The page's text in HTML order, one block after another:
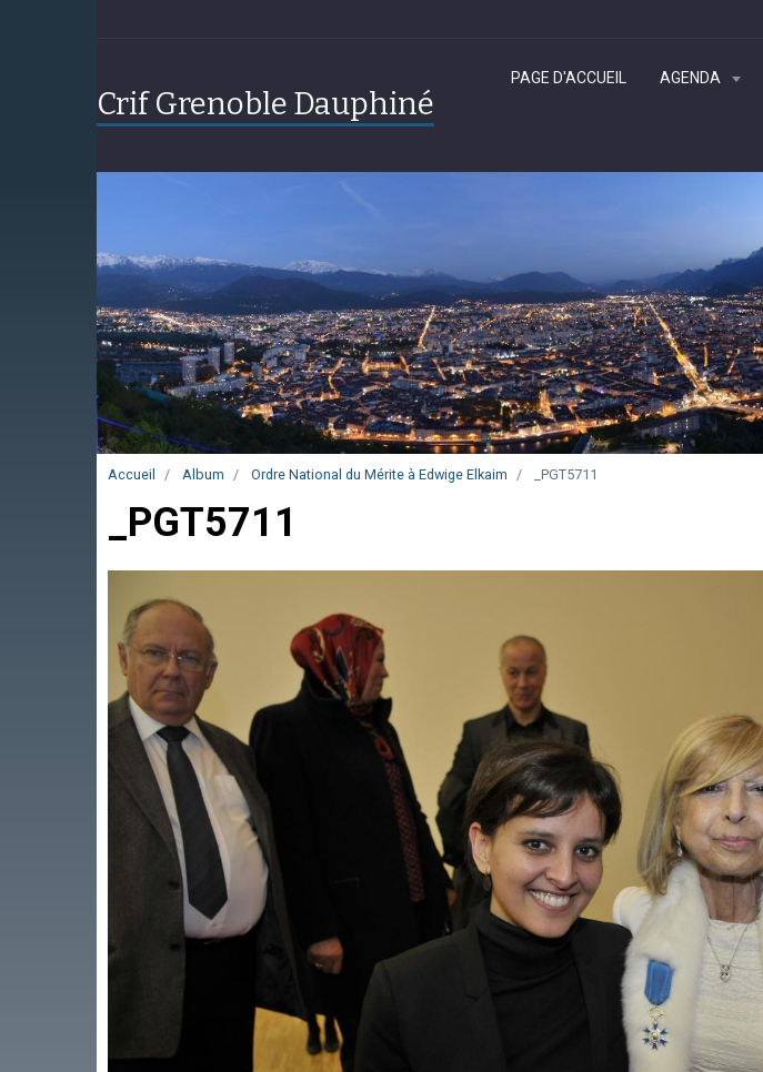
Crif Grenoble Dauphiné
PAGE D'ACCUEIL AGENDA
Accueil Album Ordre National du Mérite à Edwige Elkaim _PGT5711
_PGT5711